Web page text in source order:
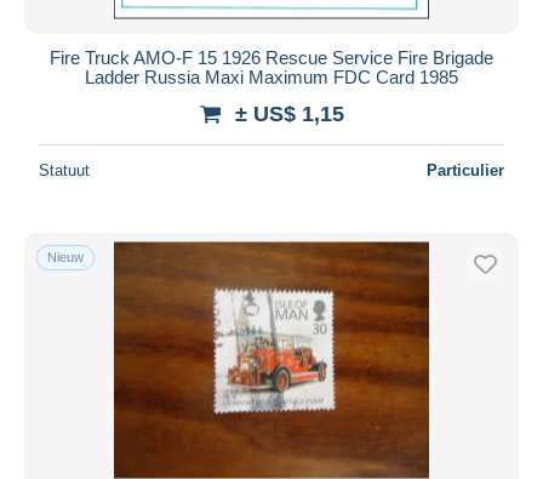
Fire Truck AMO-F 15 1926 Rescue Service Fire Brigade
Ladder Russia Maxi Maximum FDC Card 1985
± US$ 1,15
Statuut Particulier
Nieuw